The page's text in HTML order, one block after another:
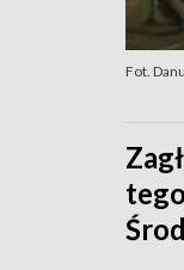
Fot.